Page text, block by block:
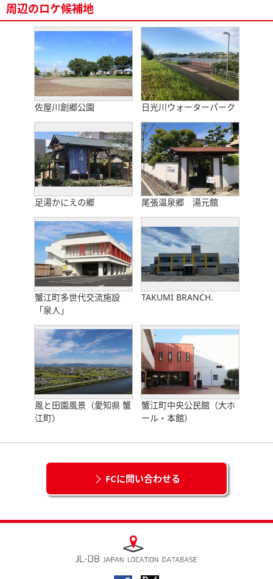
周辺のロケ候補地
佐屋川創郷公園 日光川ウォーターパーク
足湯かにえの郷 尾張温泉郷 湯元館
蟹江町多世代交流施設
「泉人」
TAKUMI BRANCH.
風と田園風景（愛知県 蟹
江町）
蟹江町中央公民館（大ホ
ール・本館）
FCに問い合わせる